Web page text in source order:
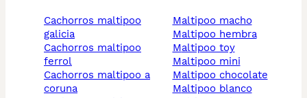
cachorros maltipoo
galicia
cachorros maltipoo
ferrol
cachorros maltipoo a
coruna
maltipoo macho
maltipoo hembra
maltipoo toy
maltipoo mini
maltipoo chocolate
maltipoo blanco